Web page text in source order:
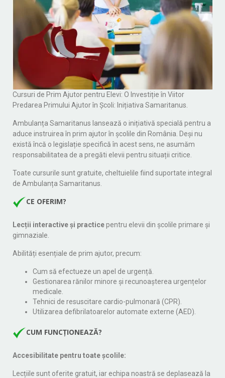
Cursuri de Prim Ajutor pentru Elevi: O Investiție în Viitor
Predarea Primului Ajutor în Școli: Inițiativa Samaritanus.
Ambulanța Samaritanus lansează o inițiativă specială pentru a
aduce instruirea în prim ajutor în școlile din România. Deși nu
există încă o legislație specifică în acest sens, ne asumăm
responsabilitatea de a pregăti elevii pentru situații critice.
Toate cursurile sunt gratuite, cheltuielile fiind suportate integral
de Ambulanța Samaritanus.
CE OFERIM?
Lecții interactive și practicepentru elevii din școlile primare și
gimnaziale.
Abilități esențiale de prim ajutor, precum:
Cum să efectueze un apel de urgență.
Gestionarea rănilor minore și recunoașterea urgențelor
medicale.
Tehnici de resuscitare cardio-pulmonară (CPR).
Utilizarea defibrilatoarelor automate externe (AED).
CUM FUNCȚIONEAZĂ?
Accesibilitate pentru toate școlile:
Lecțiile sunt oferite gratuit, iar echipa noastră se deplasează la